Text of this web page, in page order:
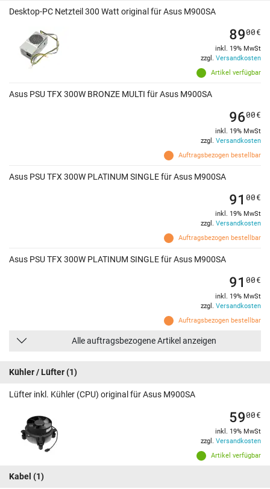
Desktop-PC Netzteil 300 Watt original für Asus M900SA
Artikel verfügbar
8900€
inkl. 19% MwSt
zzgl. Versandkosten
Asus PSU TFX 300W BRONZE MULTI für Asus M900SA
Auftragsbezogen bestellbar
9600€
inkl. 19% MwSt
zzgl. Versandkosten
Asus PSU TFX 300W PLATINUM SINGLE für Asus M900SA
Auftragsbezogen bestellbar
91 00€
inkl. 19% MwSt
zzgl. Versandkosten
Asus PSU TFX 300W PLATINUM SINGLE für Asus M900SA
Auftragsbezogen bestellbar
91 00€
inkl. 19% MwSt
zzgl. Versandkosten
Alle auftragsbezogene Artikel anzeigen
Kühler / Lüfter(1)
Lüfter inkl. Kühler (CPU) original für Asus M900SA
Artikel verfügbar
5900€
inkl. 19% MwSt
zzgl. Versandkosten
Kabel (1)